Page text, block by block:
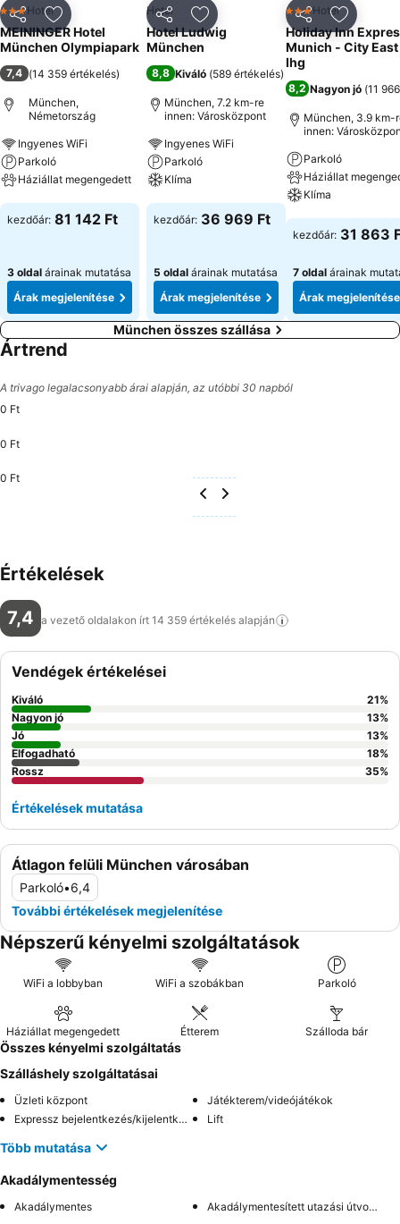
MegosztásHozzáadás a kedvencekhez
3 Kategória
Hotel
MEININGER Hotel
München Olympiapark
7,4 (14 359 értékelés)
München,
Németország
Ingyenes WiFi
Parkoló
Háziállat megengedett
Árak megjelenítése
kezdőár: 81 142 Ft
3 oldal árainak mutatása
Árak megjelenítése
MegosztásHozzáadás a kedvencekhez
Hotel
Hotel Ludwig
München
8,8 Kiváló (589 értékelés)
München, 7.2 km-re
innen: Városközpont
Ingyenes WiFi
Parkoló
Klíma
Árak megjelenítése
kezdőár: 36 969 Ft
5 oldal árainak mutatása
Árak megjelenítése
Megosztás
3 Kategória
Hotel
Holiday Inn
Munich - City East
Ihg
8,2 Nagyon jó (11
München, 3.9 km-
innen:
Parkoló
Háziállat
Klíma
Árak
kezdőár: 31 863
7 oldal árainak
Árak megjelenítése
München összes szállása
Ártrend
A trivago legalacsonyabb árai alapján, az utóbbi 30 napból
0 Ft
0 Ft
0 Ft
Értékelések
7,4 a vezető oldalakon írt 14 359 értékelés alapján
Átlagon felüli München városában
Parkoló•6,4
További értékelések megjelenítése
Vendégek értékelései
Kiváló 21%
Nagyon jó
13%
Jó
13%
Elfogadható
18%
Rossz
35%
Értékelések mutatása
Népszerű kényelmi szolgáltatások
WiFi a lobbyban WiFi a szobákban Parkoló
Háziállat megengedett Étterem Szálloda bár
Összes kényelmi szolgáltatás
Szálláshely szolgáltatásai
Üzleti központ
Játékterem/videójátékok
Expressz bejelentkezés/kijelentkezés
Lift
Több mutatása
Akadálymentesség
Akadálymentes Akadálymentesített utazási útvonal